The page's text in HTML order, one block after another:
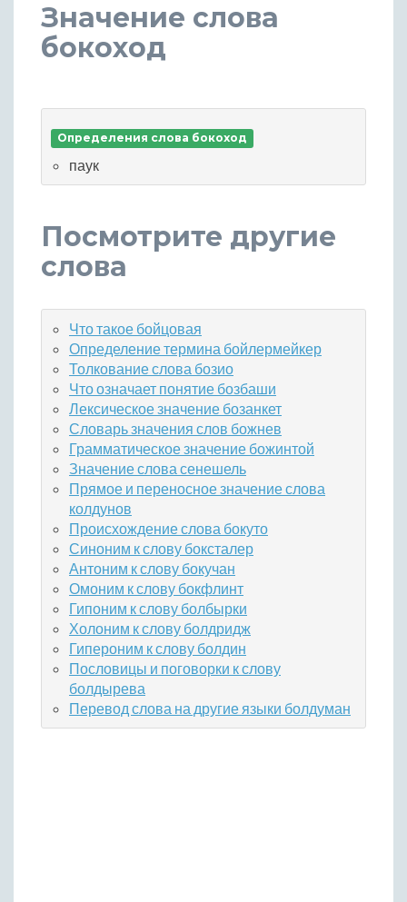
Значение слова
бокоход
Определения слова бокоход
паук
Посмотрите другие
слова
Что такое бойцовая
Определение термина бойлермейкер
Толкование слова бозио
Что означает понятие бозбаши
Лексическое значение бозанкет
Словарь значения слов божнев
Грамматическое значение божинтой
Значение слова сенешель
Прямое и переносное значение слова
колдунов
Происхождение слова бокуто
Синоним к слову боксталер
Антоним к слову бокучан
Омоним к слову бокфлинт
Гипоним к слову болбырки
Холоним к слову болдридж
Гипероним к слову болдин
Пословицы и поговорки к слову
болдырева
Перевод слова на другие языки болдуман